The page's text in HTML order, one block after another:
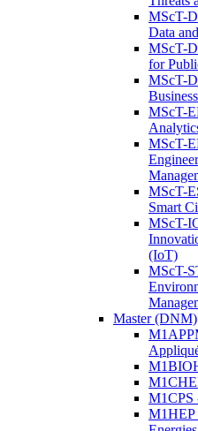
MScT-
Data
MScT-
for
MScT-
Business
MScT-
MScT-
MScT-
Smart
MScT-
(IoT)
MScT-
Master (DNM)
M1CPS
M1HEP